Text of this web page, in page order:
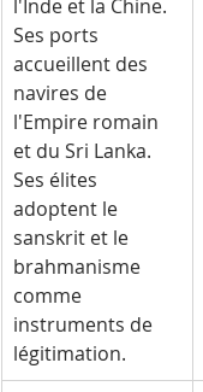
l'Inde et la Chine.
Ses ports
accueillent des
navires de
l'Empire romain
et du Sri Lanka.
Ses élites
adoptent le
sanskrit et le
brahmanisme
comme
instruments de
légitimation.